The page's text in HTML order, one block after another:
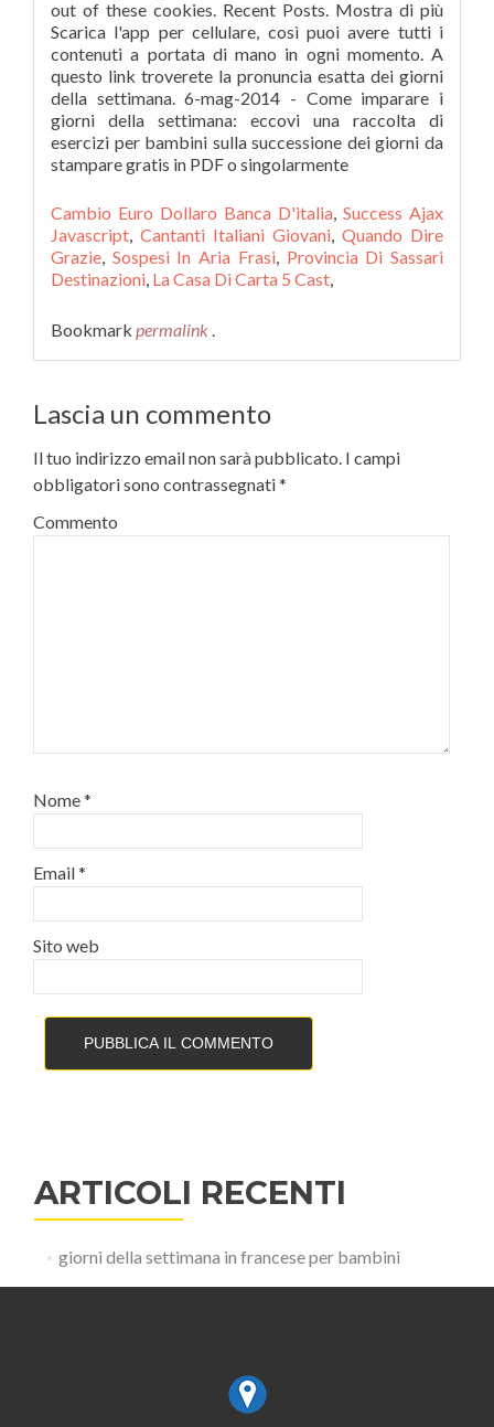
Cambio Euro Dollaro Banca D'italia, Success Ajax
Javascript, Cantanti Italiani Giovani, Quando Dire
Grazie, Sospesi In Aria Frasi, Provincia Di Sassari
Destinazioni, La Casa Di Carta 5 Cast,
Bookmark permalink .
Lascia un commento
Il tuo indirizzo email non sarà pubblicato. I campi
obbligatori sono contrassegnati*
Commento
Nome*
Email*
Sito web
ARTICOLI RECENTI
giorni della settimana in francese per bambini